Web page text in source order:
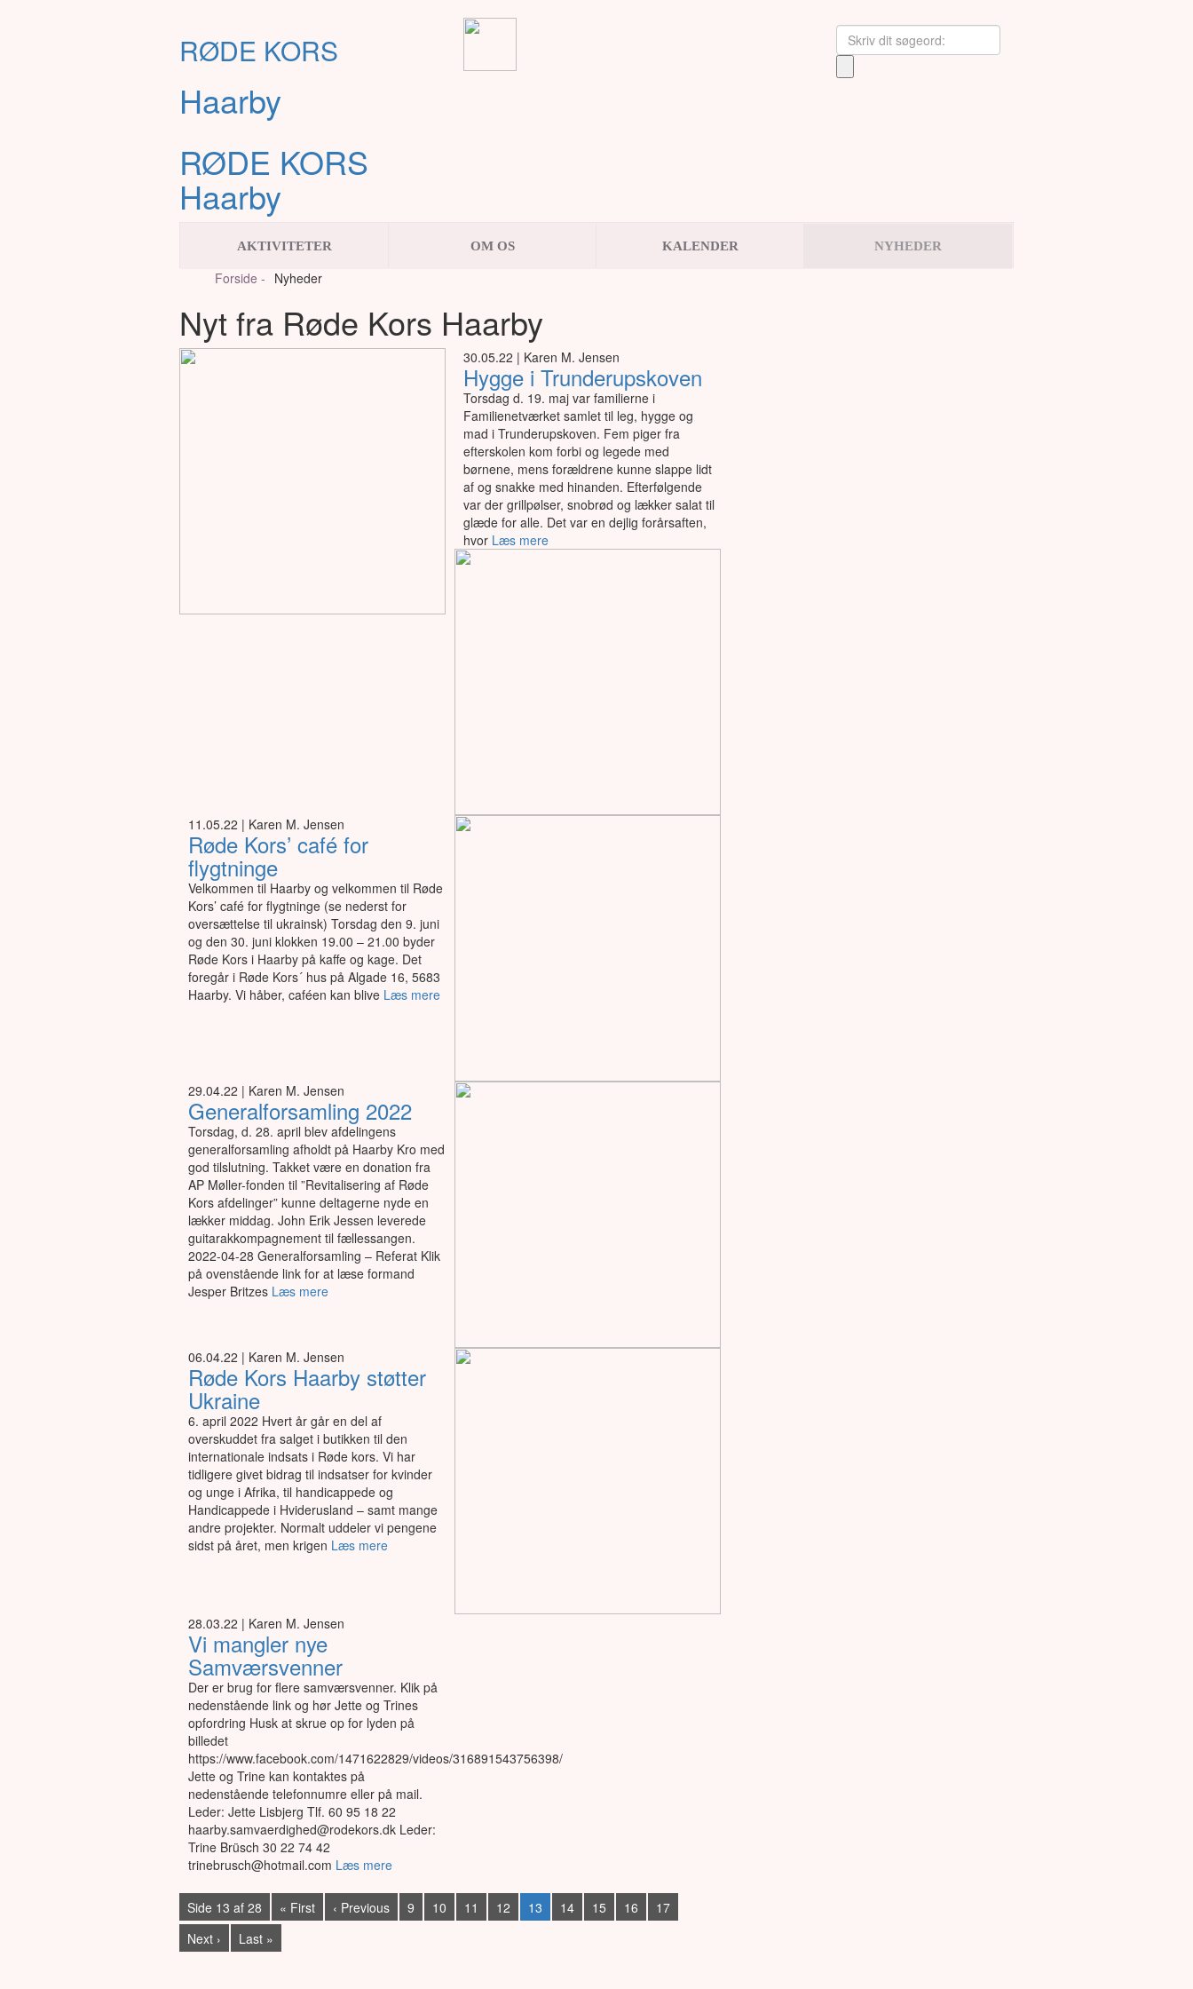
RØDE KORS
Haarby
RØDE KORS
Haarby
AKTIVITETER OM OS KALENDER NYHEDER
Forside - Nyheder
Nyt fra Røde Kors Haarby
30.05.22 | Karen M. Jensen
Hygge i Trunderupskoven
Torsdag d. 19. maj var familierne i
Familienetværket samlet til leg, hygge og
mad i Trunderupskoven. Fem piger fra
efterskolen kom forbi og legede med
børnene, mens forældrene kunne slappe lidt
af og snakke med hinanden. Efterfølgende
var der grillpølser, snobrød og lækker salat til
glæde for alle. Det var en dejlig forårsaften,
hvor Læs mere
11.05.22 | Karen M. Jensen
Røde Kors’ café for
flygtninge
Velkommen til Haarby og velkommen til Røde
Kors’ café for flygtninge (se nederst for
oversættelse til ukrainsk) Torsdag den 9. juni
og den 30. juni klokken 19.00 – 21.00 byder
Røde Kors i Haarby på kaffe og kage. Det
foregår i Røde Kors´ hus på Algade 16, 5683
Haarby. Vi håber, caféen kan blive Læs mere
29.04.22 | Karen M. Jensen
Generalforsamling 2022
Torsdag, d. 28. april blev afdelingens
generalforsamling afholdt på Haarby Kro med
god tilslutning. Takket være en donation fra
AP Møller-fonden til ”Revitalisering af Røde
Kors afdelinger” kunne deltagerne nyde en
lækker middag. John Erik Jessen leverede
guitarakkompagnement til fællessangen.
2022-04-28 Generalforsamling – Referat Klik
på ovenstående link for at læse formand
Jesper Britzes Læs mere
06.04.22 | Karen M. Jensen
Røde Kors Haarby støtter
Ukraine
6. april 2022 Hvert år går en del af
overskuddet fra salget i butikken til den
internationale indsats i Røde kors. Vi har
tidligere givet bidrag til indsatser for kvinder
og unge i Afrika, til handicappede og
Handicappede i Hviderusland – samt mange
andre projekter. Normalt uddeler vi pengene
sidst på året, men krigen Læs mere
28.03.22 | Karen M. Jensen
Vi mangler nye
Samværsvenner
Der er brug for flere samværsvenner. Klik på
nedenstående link og hør Jette og Trines
opfordring Husk at skrue op for lyden på
billedet
https://www.facebook.com/1471622829/videos/316891543756398/
Jette og Trine kan kontaktes på
nedenstående telefonnumre eller på mail.
Leder: Jette Lisbjerg Tlf. 60 95 18 22
haarby.samvaerdighed@rodekors.dk Leder:
Trine Brüsch 30 22 74 42
trinebrusch@hotmail.com Læs mere
Side 13 af 28 « First ‹ Previous 9 10 11 12 13 14 15 16
17
Next ›
Last »